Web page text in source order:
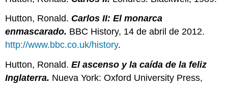
Hutton, Ronald. Carlos II: El monarca
enmascarado. BBC History, 14 de abril de 2012.
http://www.bbc.co.uk/history.
Hutton, Ronald.El ascenso y la caída de la feliz
Inglaterra. Nueva York: Oxford University Press,